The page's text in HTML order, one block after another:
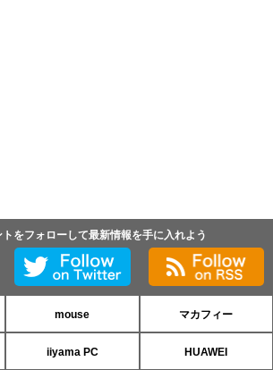
をフォローして最新情報を手に入れよう
mouse マカフィー
iiyama PC HUAWEI